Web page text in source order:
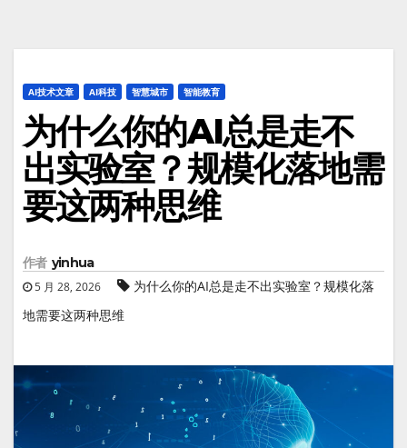
AI技术文章 AI科技 智慧城市 智能教育
为什么你的AI总是走不
出实验室？规模化落地需
要这两种思维
作者 yinhua
5 月 28, 2026
为什么你的AI总是走不出实验室？规模化落
地需要这两种思维